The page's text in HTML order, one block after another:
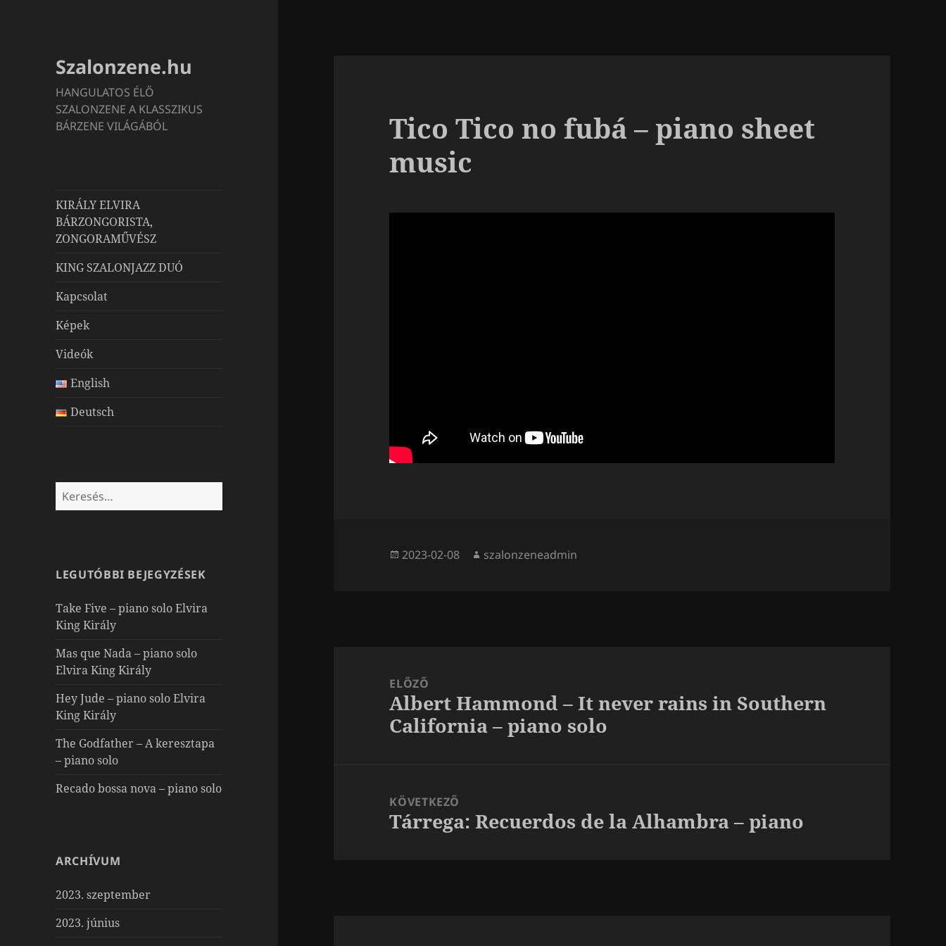
Szalonzene.hu
HANGULATOS ÉLŐ
SZALONZENE A KLASSZIKUS
BÁRZENE VILÁGÁBÓL
KIRÁLY ELVIRA
BÁRZONGORISTA,
ZONGORAMŰVÉSZ
KING SZALONJAZZ DUÓ
Kapcsolat
Képek
Videók
English
Deutsch
Keresés:
LEGUTÓBBI BEJEGYZÉSEK
Take Five – piano solo Elvira
King Király
Mas que Nada – piano solo
Elvira King Király
Hey Jude – piano solo Elvira
King Király
The Godfather – A keresztapa
– piano solo
Recado bossa nova – piano solo
ARCHÍVUM
2023. szeptember
2023. június
Tico Tico no fubá – piano sheet
music
Közzétéve
2023-02-08 Szerző
szalonzeneadmin
navigációELŐZŐ
Korábbi
bejegyzések:
Albert Hammond – It never rains in Southern
California – piano solo
KÖVETKEZŐ
Következő
Tárrega: Recuerdos de la Alhambra – piano